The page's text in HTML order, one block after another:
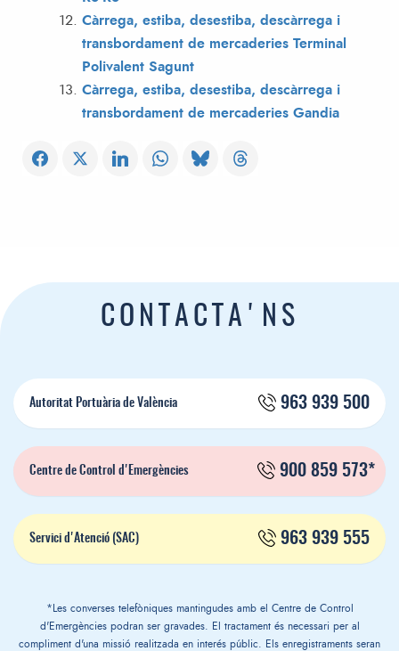
Càrrega, estiba, desestiba, descàrrega i
transbordament de mercaderies Terminal
Polivalent Sagunt
Càrrega, estiba, desestiba, descàrrega i
transbordament de mercaderies Gandia​​
CONTACTA'NS
Autoritat Portuària de València 963 939 500
Centre de Control d'Emergències 900 859 573*
Servici d'Atenció (SAC) 963 939 555
*Les converses telefòniques mantingudes amb el Centre de Control
d'Emergències podran ser gravades. El tractament és necessari per al
compliment d'una missió realitzada en interés públic. Els enregistraments seran